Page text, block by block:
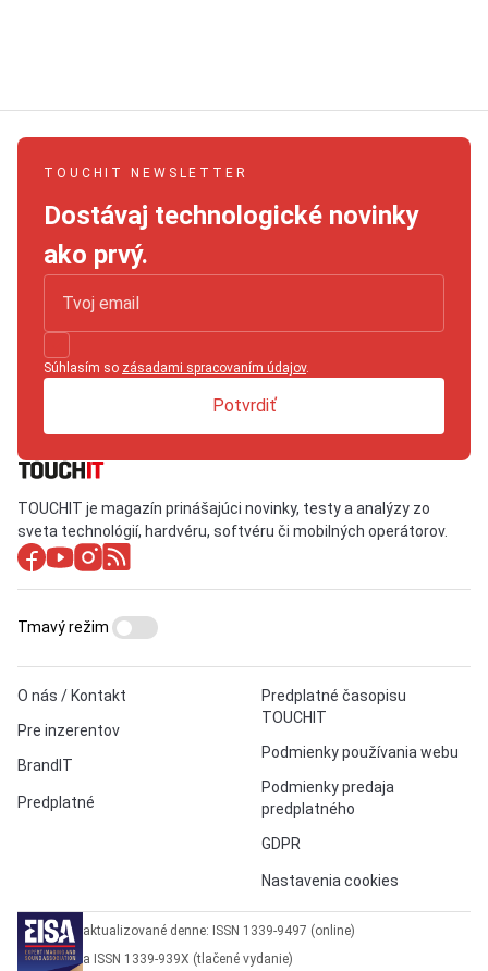
TOUCHIT NEWSLETTER
Dostávaj technologické novinky
ako prvý.
Súhlasím so zásadami spracovaním údajov.
Potvrdiť
TOUCHIT je magazín prinášajúci novinky, testy a analýzy zo
sveta technológií, hardvéru, softvéru či mobilných operátorov.
O nás / Kontakt
Pre inzerentov
BrandIT
Predplatné
Predplatné časopisu
TOUCHIT
Podmienky používania webu
Podmienky predaja
predplatného
GDPR
Nastavenia cookies
Tmavý režim
aktualizované denne: ISSN 1339-9497 (online)
a ISSN 1339-939X (tlačené vydanie)